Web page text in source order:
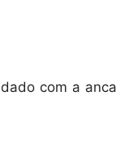
com a anca